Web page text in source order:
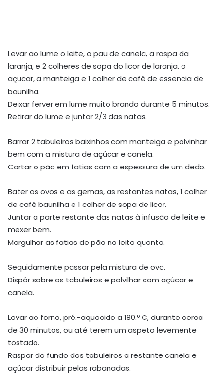
Levar ao lume o leite, o pau de canela, a raspa da
laranja, e 2 colheres de sopa do licor de laranja. o
açucar, a manteiga e 1 colher de café de essencia de
baunilha.
Deixar ferver em lume muito brando durante 5 minutos.
Retirar do lume e juntar 2/3 das natas.
Barrar 2 tabuleiros baixinhos com manteiga e polvinhar
bem com a mistura de açúcar e canela.
Cortar o pão em fatias com a espessura de um dedo.
Bater os ovos e as gemas, as restantes natas, 1 colher
de café baunilha e 1 colher de sopa de licor.
Juntar a parte restante das natas à infusão de leite e
mexer bem.
Mergulhar as fatias de pão no leite quente.
Sequidamente passar pela mistura de ovo.
Dispôr sobre os tabuleiros e polvilhar com açúcar e
canela.
Levar ao forno, pré.-aquecido a 180.º C, durante cerca
de 30 minutos, ou até terem um aspeto levemente
tostado.
Raspar do fundo dos tabuleiros a restante canela e
açúcar distribuir pelas rabanadas.